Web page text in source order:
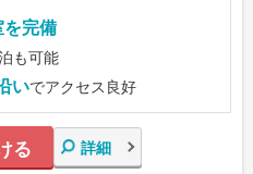
完備
も可能
いでアクセス良好
る 詳細